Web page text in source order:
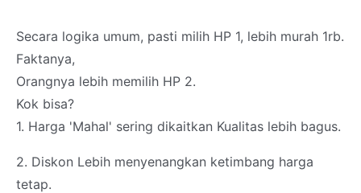
Secara logika umum, pasti milih HP 1, lebih murah 1rb.
Faktanya,
Orangnya lebih memilih HP 2.
Kok bisa?
1. Harga 'Mahal' sering dikaitkan Kualitas lebih bagus.
2. Diskon Lebih menyenangkan ketimbang harga
tetap.